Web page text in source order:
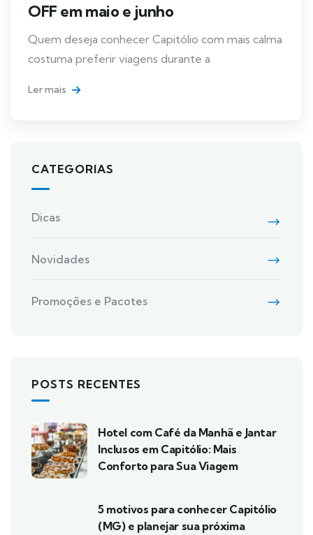
OFF em maio e junho
Quem deseja conhecer Capitólio com mais calma
costuma preferir viagens durante a
Ler mais
CATEGORIAS
Dicas
Novidades
Promoções e Pacotes
POSTS RECENTES
Hotel com Café da Manhã e Jantar
Inclusos em Capitólio: Mais
Conforto para Sua Viagem
5 motivos para conhecer Capitólio
(MG) e planejar sua próxima